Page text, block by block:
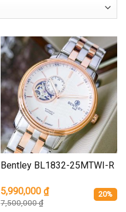
Bentley BL1832-25MTWI-R
5,990,000 ₫
7,500,000₫
20%